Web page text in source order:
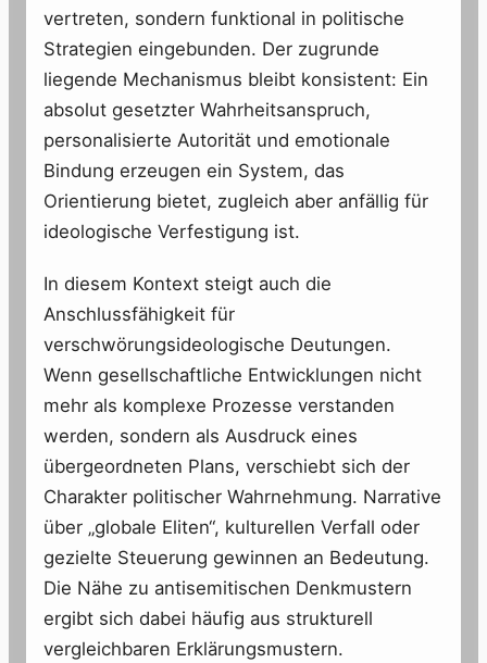
vertreten, sondern funktional in politische
Strategien eingebunden. Der zugrunde
liegende Mechanismus bleibt konsistent: Ein
absolut gesetzter Wahrheitsanspruch,
personalisierte Autorität und emotionale
Bindung erzeugen ein System, das
Orientierung bietet, zugleich aber anfällig für
ideologische Verfestigung ist.
In diesem Kontext steigt auch die
Anschlussfähigkeit für
verschwörungsideologische Deutungen.
Wenn gesellschaftliche Entwicklungen nicht
mehr als komplexe Prozesse verstanden
werden, sondern als Ausdruck eines
übergeordneten Plans, verschiebt sich der
Charakter politischer Wahrnehmung. Narrative
über „globale Eliten“, kulturellen Verfall oder
gezielte Steuerung gewinnen an Bedeutung.
Die Nähe zu antisemitischen Denkmustern
ergibt sich dabei häufig aus strukturell
vergleichbaren Erklärungsmustern.